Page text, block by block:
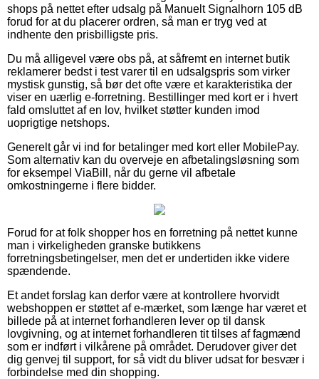
shops på nettet efter udsalg på Manuelt Signalhorn 105 dB
forud for at du placerer ordren, så man er tryg ved at
indhente den prisbilligste pris.
Du må alligevel være obs på, at såfremt en internet butik
reklamerer bedst i test varer til en udsalgspris som virker
mystisk gunstig, så bør det ofte være et karakteristika der
viser en uærlig e-forretning. Bestillinger med kort er i hvert
fald omsluttet af en lov, hvilket støtter kunden imod
uoprigtige netshops.
Generelt går vi ind for betalinger med kort eller MobilePay.
Som alternativ kan du overveje en afbetalingsløsning som
for eksempel ViaBill, når du gerne vil afbetale
omkostningerne i flere bidder.
Forud for at folk shopper hos en forretning på nettet kunne
man i virkeligheden granske butikkens
forretningsbetingelser, men det er undertiden ikke videre
spændende.
Et andet forslag kan derfor være at kontrollere hvorvidt
webshoppen er støttet af e-mærket, som længe har været et
billede på at internet forhandleren lever op til dansk
lovgivning, og at internet forhandleren tit tilses af fagmænd
som er indført i vilkårene på området. Derudover giver det
dig genvej til support, for så vidt du bliver udsat for besvær i
forbindelse med din shopping.